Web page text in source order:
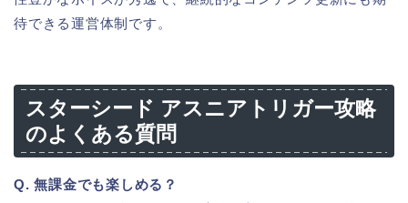
待できる運営体制です。
スターシード アスニアトリガー攻略
のよくある質問
Q. 無課金でも楽しめる？